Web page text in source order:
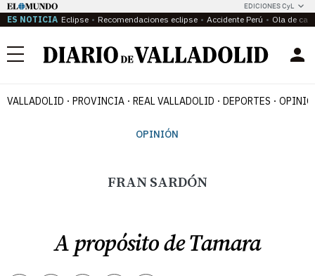
EDICIONES CyL
ES NOTICIA Eclipse Recomendaciones eclipse Accidente Perú Ola de
Menú
VALLADOLID PROVINCIA REAL VALLADOLID DEPORTES
OPINIÓN
FRAN SARDÓN
A propósito de Tamara